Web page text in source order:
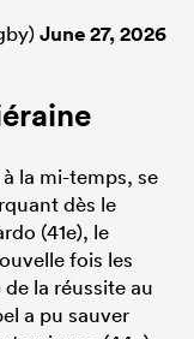
June 27, 2026
la mi-temps, se
dès le
(41e), le
fois les
la réussite au
a pu sauver